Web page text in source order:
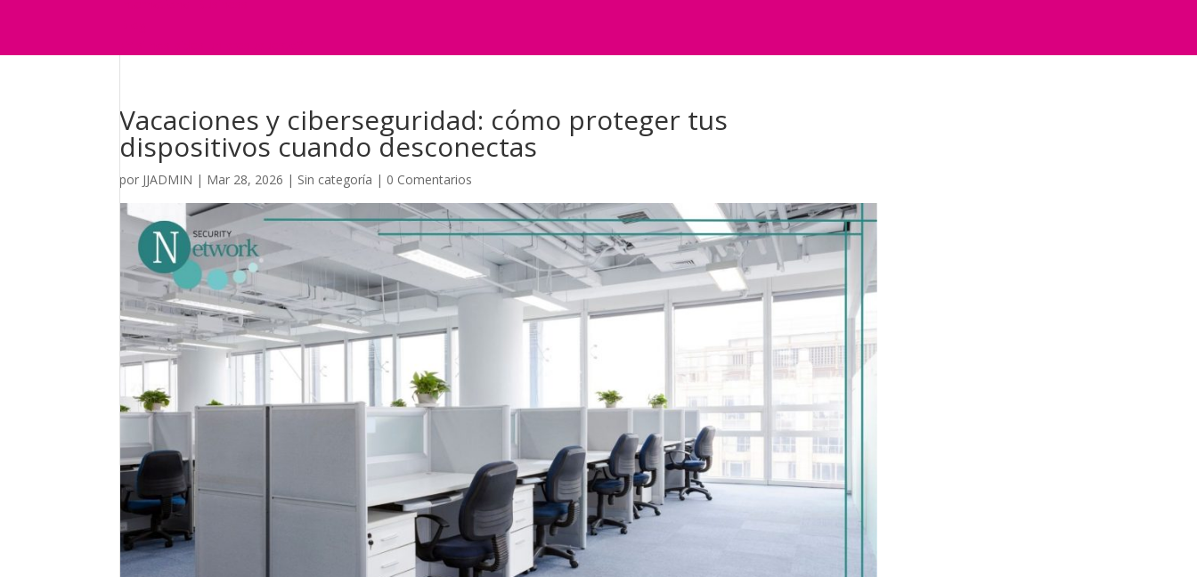
Vacaciones y ciberseguridad: cómo proteger tus
dispositivos cuando desconectas
por JJADMIN | Mar 28, 2026 | Sin categoría | 0 Comentarios